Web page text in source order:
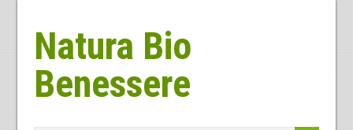
Natura Bio
Benessere